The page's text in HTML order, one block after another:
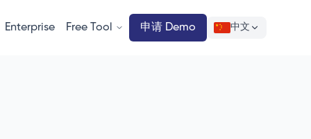
Enterprise Free Tool 申请 Demo 中文